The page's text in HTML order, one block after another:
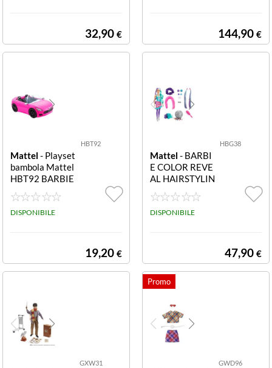
32,90 € 144,90 €
HBT92
Mattel - Playset
bambola Mattel
HBT92 BARBIE
Spider Cabrio R
osa Spider Cabri
o
DISPONIBILE
19,20 €
HBG38
Mattel - BARBI
E COLOR REVE
AL HAIRSTYLIN
G - GLITT ASST
HBG38 Barbie -
Color Reveal Gli
DISPONIBILE
47,90 €
GXW31 GWD96